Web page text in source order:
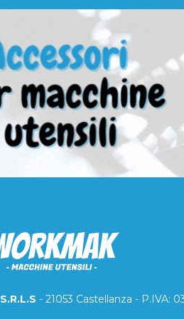
- 21053 Castellanza - P.IVA: